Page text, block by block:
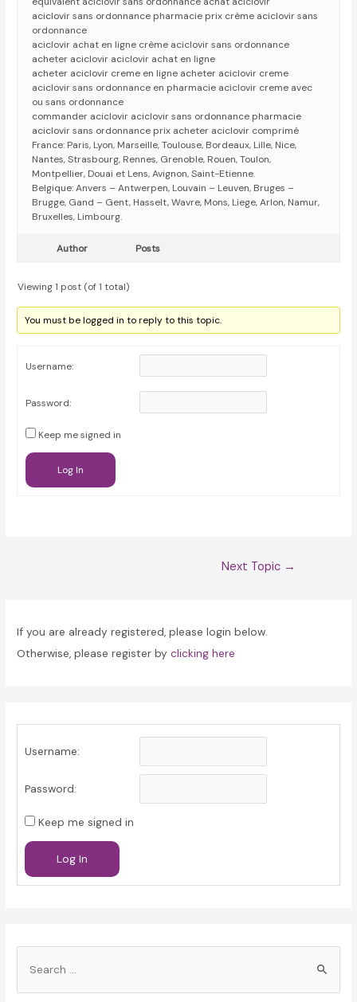
aciclovir sans ordonnance pharmacie prix crème aciclovir sans
ordonnance
aciclovir achat en ligne crème aciclovir sans ordonnance
acheter aciclovir aciclovir achat en ligne
acheter aciclovir creme en ligne acheter aciclovir creme
aciclovir sans ordonnance en pharmacie aciclovir creme avec
ou sans ordonnance
commander aciclovir aciclovir sans ordonnance pharmacie
aciclovir sans ordonnance prix acheter aciclovir comprimé
France: Paris, Lyon, Marseille, Toulouse, Bordeaux, Lille, Nice,
Nantes, Strasbourg, Rennes, Grenoble, Rouen, Toulon,
Montpellier, Douai et Lens, Avignon, Saint-Etienne.
Belgique: Anvers – Antwerpen, Louvain – Leuven, Bruges –
Brugge, Gand – Gent, Hasselt, Wavre, Mons, Liege, Arlon, Namur,
Bruxelles, Limbourg.
Author Posts
Viewing 1 post (of 1 total)
You must be logged in to reply to this topic.
Username:
Password:
Keep me signed in
Log In
Next Topic →
If you are already registered, please login below.
Otherwise, please register byclicking here
Username:
Password:
Keep me signed in
Log In